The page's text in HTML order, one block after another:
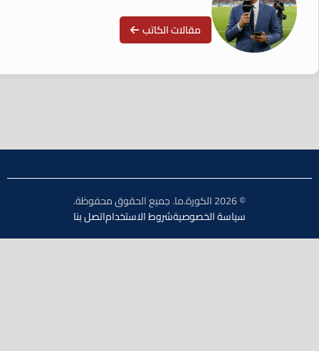
مقالات الكاتب
سياسة الخصوصيةشروط الاستخداماتصل بنا